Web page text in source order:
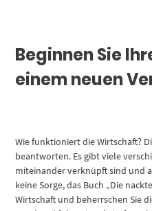
Beginnen Sie
einem neuen
Wie funktioniert die Wirtschaft?
beantworten. Es gibt viele
miteinander verknüpft sind und
keine Sorge, das Buch „Die
Wirtschaft und beherrschen Sie